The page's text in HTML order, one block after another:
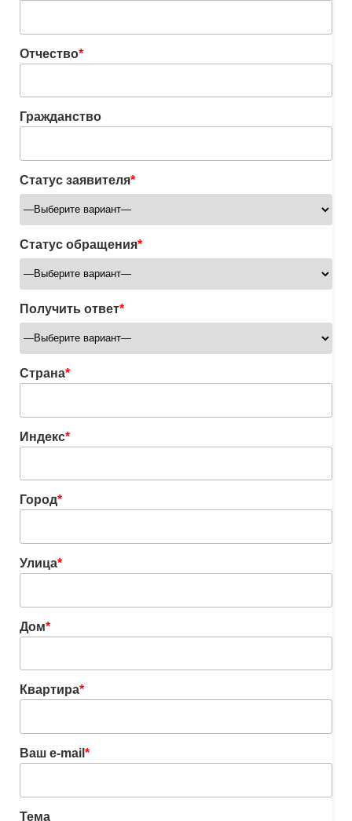
Отчество*
Гражданство
Статус заявителя*
Статус обращения*
Получить ответ*
Страна*
Индекс*
Город*
Улица*
Дом*
Квартира*
Ваш e-mail *
Тема